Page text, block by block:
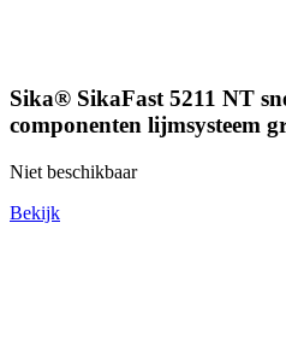
Sika® SikaFast 5211 NT
componenten lijmsysteem
Niet beschikbaar
Bekijk